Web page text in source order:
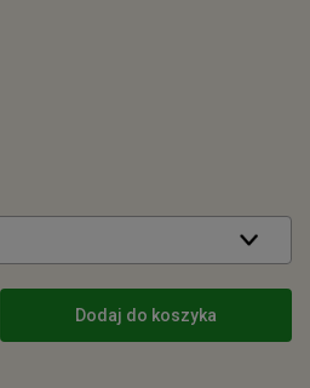
Dodaj do koszyka